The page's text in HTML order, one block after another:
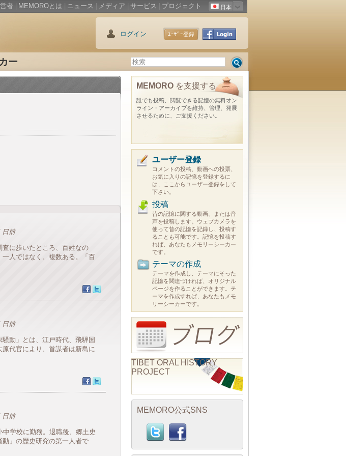
ー
者 MEMOROとは ニュース メディア サービス プロジェクト 日本
ログイン ﾕｰｻﾞｰ登録
日前
に歩いたところ、百姓なの
人ではなく、複数ある。「百
日前
動」とは、江戸時代、飛騨国
代官により、首謀者は新島に
日前
学校に勤務。退職後、郷土史
」の歴史研究の第一人者で
MEMORO を支援する
誰でも投稿、閲覧できる記憶の無料オン
ライン・アーカイブを維持、管理、発展
させるために、ご支援ください。
ユーザー登録
コメントの投稿、動画への投票、
お気に入りの記憶を登録するに
は、ここからユーザー登録をして
下さい。
投稿
昔の記憶に関する動画、または音
声を投稿します。ウェブカメラを
使って昔の記憶を記録し、投稿す
ることも可能です。記憶を投稿す
れば、あなたもメモリーシーカー
です。
テーマの作成
テーマを作成し、テーマにそった
記憶を関連づければ、オリジナル
ページを作ることができます。テ
ーマを作成すれば、あなたもメモ
リーシーカーです。
TIBET ORAL HISTORY
PROJECT
MEMORO公式SNS